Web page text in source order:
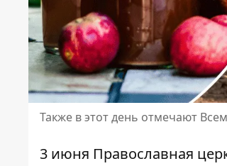
Также в этот день отмечают
3 июня Православная